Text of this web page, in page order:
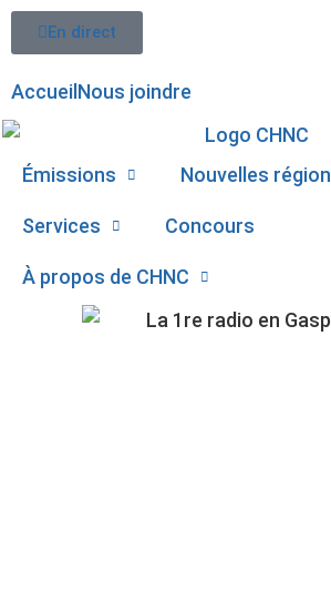
En direct
Accueil Nous joindre
Émissions Nouvelles
Services Concours
À propos de CHNC